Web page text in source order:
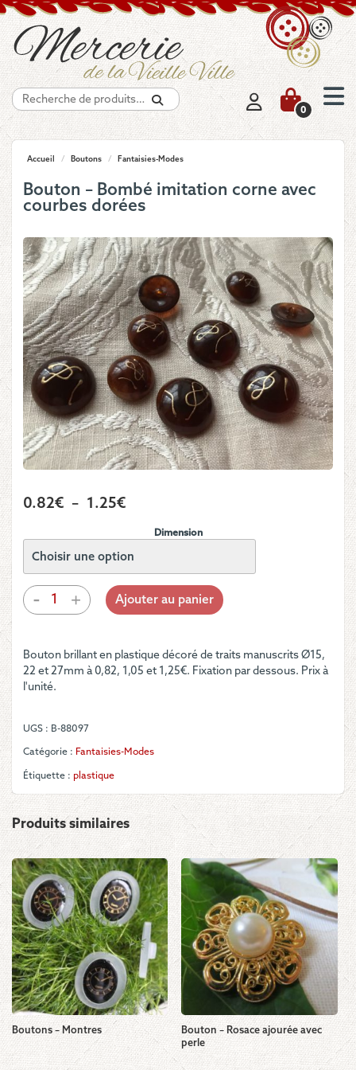
Recherche
0
Accueil / Boutons / Fantaisies-Modes
Bouton – Bombé imitation corne avec
courbes dorées
0.82€ – 1.25€Plage
à
1.25€
Dimension
-
quantité
de
Bombé
imitation
corne
dorées
+ Ajouter au panier
Bouton brillant en plastique décoré de traits manuscrits Ø15,
22 et 27mm à 0,82, 1,05 et 1,25€. Fixation par dessous. Prix à
l'unité.
UGS : B-88097
Catégorie : Fantaisies-Modes
Étiquette : plastique
Produits similaires
Boutons – Montres
Bouton – Rosace ajourée avec
perle